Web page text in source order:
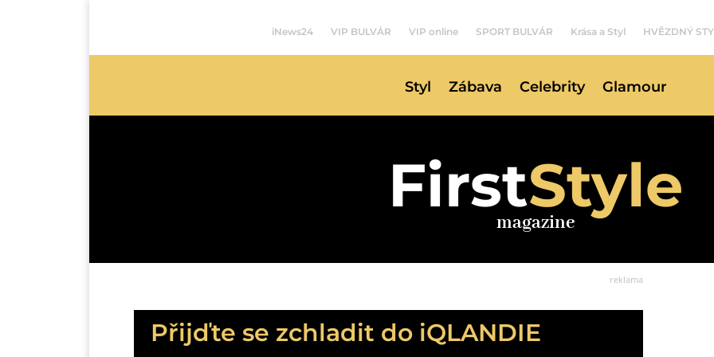
iNews24 VIP BULVÁR VIP online SPORT BULVÁR Krása a Styl HVĚZDNÝ
Styl Zábava Celebrity Glamour
FirstStyle
magazine
reklama
Přijďte se zchladit do iQLANDIE